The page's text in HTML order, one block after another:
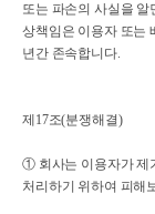
또는 파손의 사실을 알
상책임은 이용자 또는
년간 존속합니다.
제17조(분쟁해결)
① 회사는 이용자가 제
처리하기 위하여 피해